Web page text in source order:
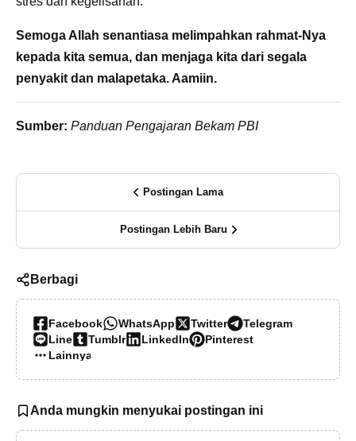
Semoga Allah senantiasa melimpahkan rahmat-Nya
kepada kita semua, dan menjaga kita dari segala
penyakit dan malapetaka. Aamiin.
Sumber: Panduan Pengajaran Bekam PBI
Postingan Lama
Postingan Lebih Baru
Berbagi
Facebook WhatsApp Twitter
Telegram
Line
Tumblr LinkedIn
Pinterest
Lainnya…
Anda mungkin menyukai postingan ini